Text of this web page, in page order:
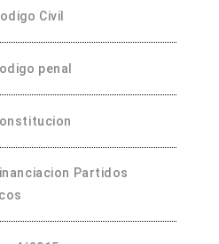
Civil
penal
Partidos